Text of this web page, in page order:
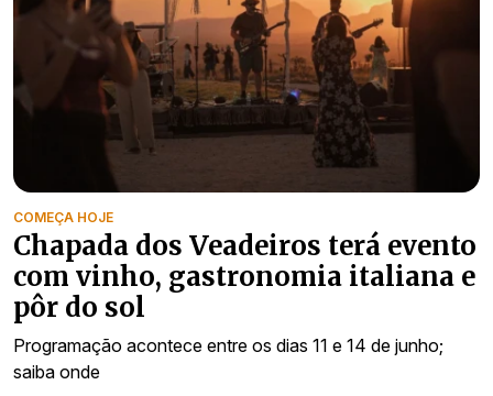
COMEÇA HOJE
Chapada dos Veadeiros terá evento
com vinho, gastronomia italiana e
pôr do sol
Programação acontece entre os dias 11 e 14 de junho;
saiba onde